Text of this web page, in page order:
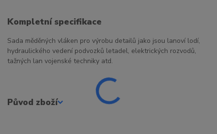
Kompletní specifikace
Sada měděných vláken pro výrobu detailů jako jsou lanoví lodí,
hydraulického vedení podvozků letadel, elektrických rozvodů,
tažných lan vojenské techniky atd.
Původ zboží